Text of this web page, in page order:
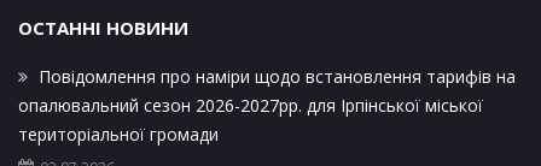
ОСТАННІ НОВИНИ
Повідомлення про наміри щодо встановлення тарифів на
опалювальний сезон 2026-2027рр. для Ірпінської міської
територіальної громади